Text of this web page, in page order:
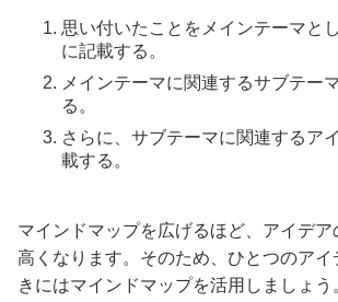
思い付いたことをメインテーマと
に記載する。
メインテーマに関連するサブテー
る。
さらに、サブテーマに関連するア
載する。
マインドマップを広げるほど、アイデア
高くなります。そのため、ひとつのアイ
きにはマインドマップを活用しましょう